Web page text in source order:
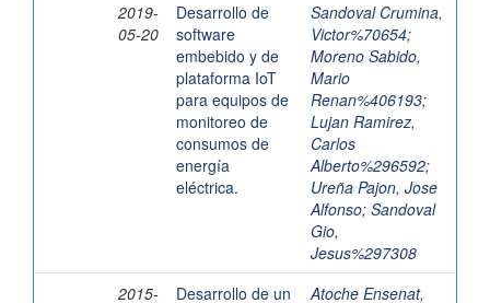
2019-
05-20
Desarrollo de
software
embebido y de
plataforma IoT
para equipos de
monitoreo de
consumos de
energía
eléctrica.
Sandoval Crumina,
Victor%70654;
Moreno Sabido,
Mario
Renan%406193;
Lujan Ramirez,
Carlos
Alberto%296592;
Ureña Pajon, Jose
Alfonso; Sandoval
Gio,
Jesus%297308
2015-
Desarrollo de un
Atoche Ensenat,